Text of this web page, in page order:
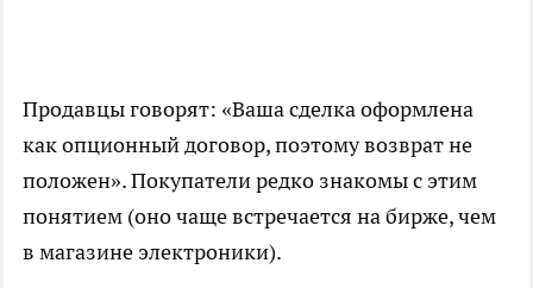
Продавцы говорят: «Ваша сделка оформлена
как опционный договор, поэтому возврат не
положен». Покупатели редко знакомы с этим
понятием (оно чаще встречается на бирже, чем
в магазине электроники).